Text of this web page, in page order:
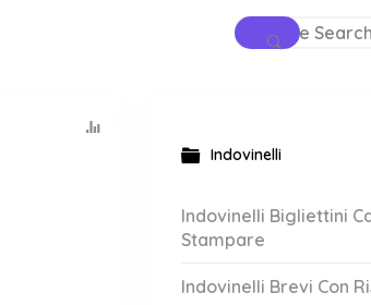
Indovinelli
Indovinelli Bigliettini
Stampare
Indovinelli Brevi Con